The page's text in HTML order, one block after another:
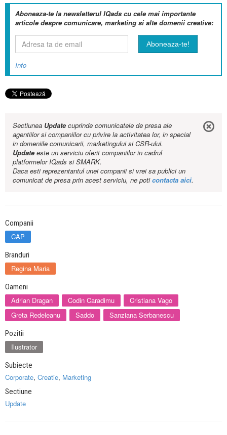
Aboneaza-te la newsletterul IQads cu cele mai importante
articole despre comunicare, marketing si alte domenii creative:
Info
Sectiunea Updatecuprinde comunicatele de presa ale
agentiilor si companiilor cu privire la activitatea lor, in special
in domeniile comunicarii, marketingului si CSR-ului.
Updateeste un serviciu oferit companiilor in cadrul
platformelor IQads si SMARK.
Daca esti reprezentantul unei companii si vrei sa publici un
comunicat de presa prin acest serviciu, ne poticontacta aici.
Companii
CAP
Branduri
Regina Maria
Oameni
Adrian Dragan Codin Caradimu
Cristiana Vago
Greta Redeleanu
Saddo Sanziana Serbanescu
Pozitii
Ilustrator
Subiecte
Corporate, Creatie, Marketing
Sectiune
Update